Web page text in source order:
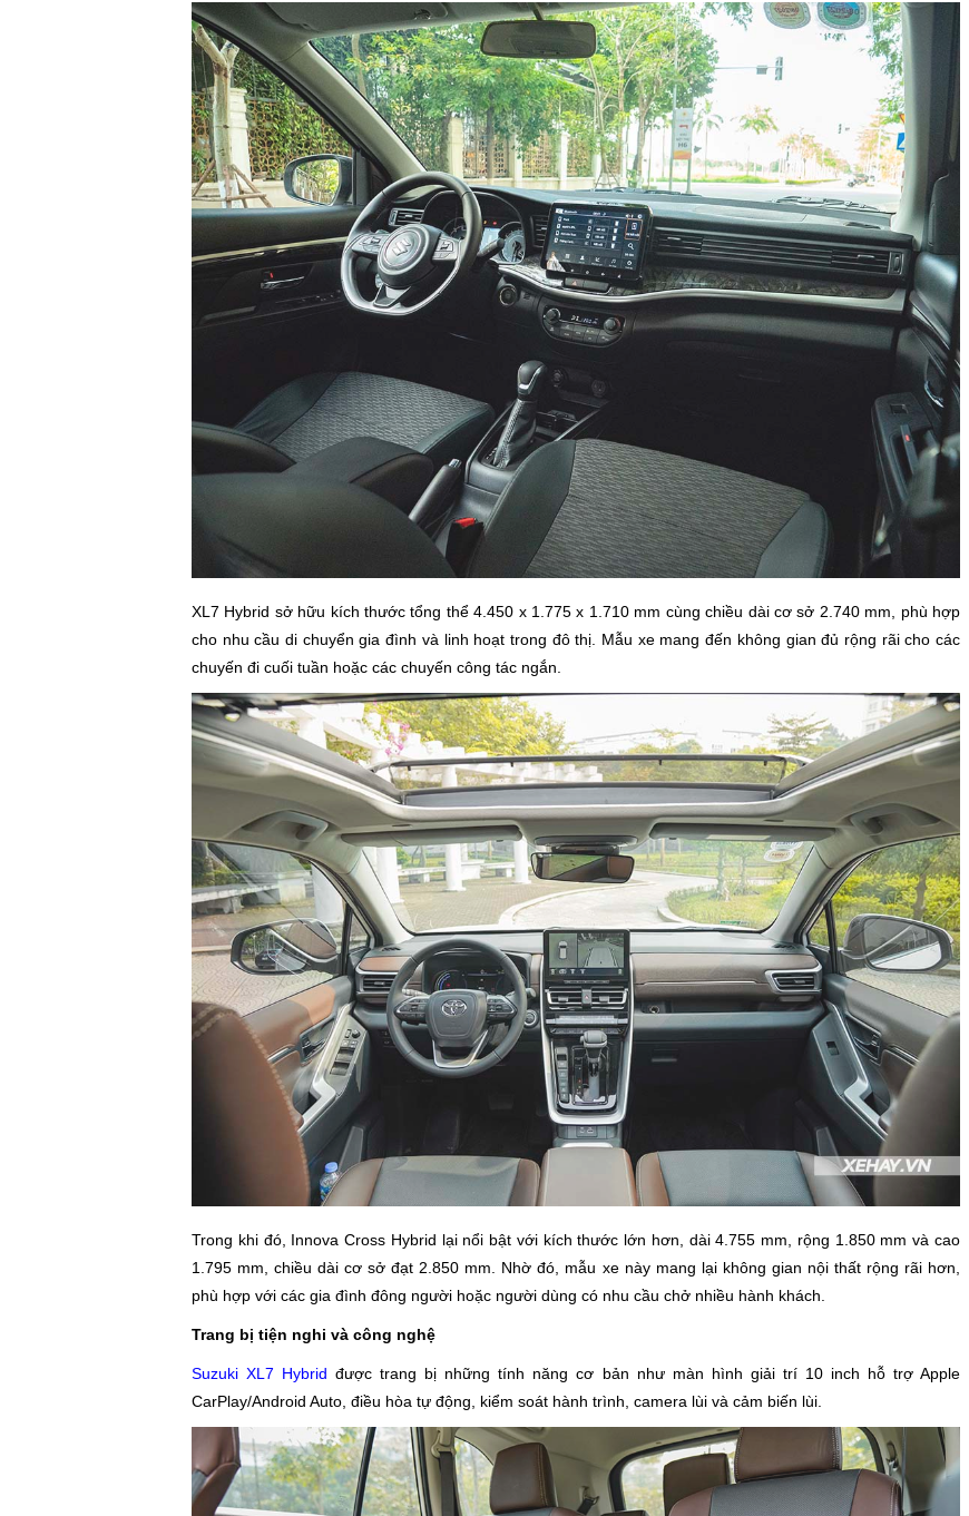
XL7 Hybrid sở hữu kích thước tổng thể 4.450 x 1.775 x 1.710 mm cùng chiều dài cơ sở 2.740 mm, phù hợp
cho nhu cầu di chuyển gia đình và linh hoạt trong đô thị. Mẫu xe mang đến không gian đủ rộng rãi cho các
chuyến đi cuối tuần hoặc các chuyến công tác ngắn.
Trong khi đó, Innova Cross Hybrid lại nổi bật với kích thước lớn hơn, dài 4.755 mm, rộng 1.850 mm và cao
1.795 mm, chiều dài cơ sở đạt 2.850 mm. Nhờ đó, mẫu xe này mang lại không gian nội thất rộng rãi hơn,
phù hợp với các gia đình đông người hoặc người dùng có nhu cầu chở nhiều hành khách.
Trang bị tiện nghi và công nghệ
Suzuki XL7 Hybrid được trang bị những tính năng cơ bản như màn hình giải trí 10 inch hỗ trợ Apple
CarPlay/Android Auto, điều hòa tự động, kiểm soát hành trình, camera lùi và cảm biến lùi.